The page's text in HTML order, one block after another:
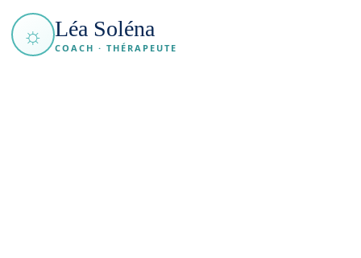
☼ Léa Soléna
COACH · THÉRAPEUTE